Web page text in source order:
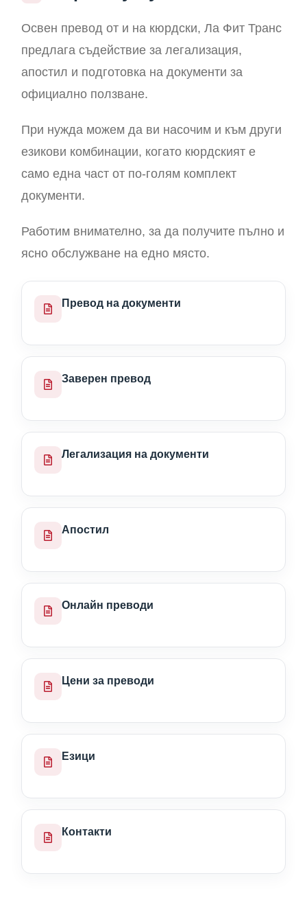
Освен превод от и на кюрдски, Ла Фит Транс
предлага съдействие за легализация,
апостил и подготовка на документи за
официално ползване.
При нужда можем да ви насочим и към други
езикови комбинации, когато кюрдският е
само една част от по-голям комплект
документи.
Работим внимателно, за да получите пълно и
ясно обслужване на едно място.
Превод на документи
Заверен превод
Легализация на документи
Апостил
Онлайн преводи
Цени за преводи
Езици
Контакти